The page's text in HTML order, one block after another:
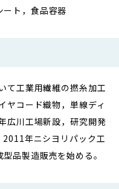
ート，食品容器
て工業用繊維の撚糸加工
ヤコード織物，単線ディ
広川工場新設，研究開発
年ニシヨリパック工
品製造販売を始める。